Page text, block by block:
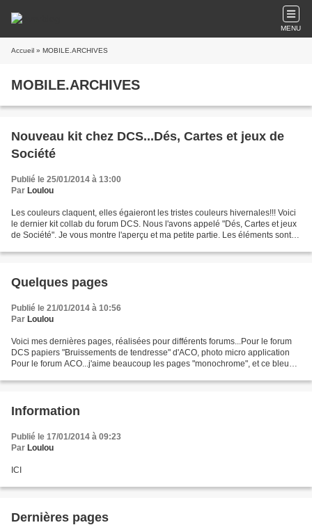
MENU
Accueil » MOBILE.ARCHIVES
MOBILE.ARCHIVES
Nouveau kit chez DCS...Dés, Cartes et jeux de
Société
Publié le 25/01/2014 à 13:00
Par Loulou
Les couleurs claquent, elles égaieront les tristes couleurs hivernales!!! Voici
le dernier kit collab du forum DCS. Nous l'avons appelé "Dés, Cartes et jeux
de Société". Je vous montre l'aperçu et ma petite partie. Les éléments sont
Quelques pages
Publié le 21/01/2014 à 10:56
Par Loulou
Voici mes dernières pages, réalisées pour différents forums...Pour le forum
DCS papiers "Bruissements de tendresse" d'ACO, photo micro application
Pour le forum ACO...j'aime beaucoup les pages "monochrome", et ce bleu
Information
Publié le 17/01/2014 à 09:23
Par Loulou
ICI
Dernières pages